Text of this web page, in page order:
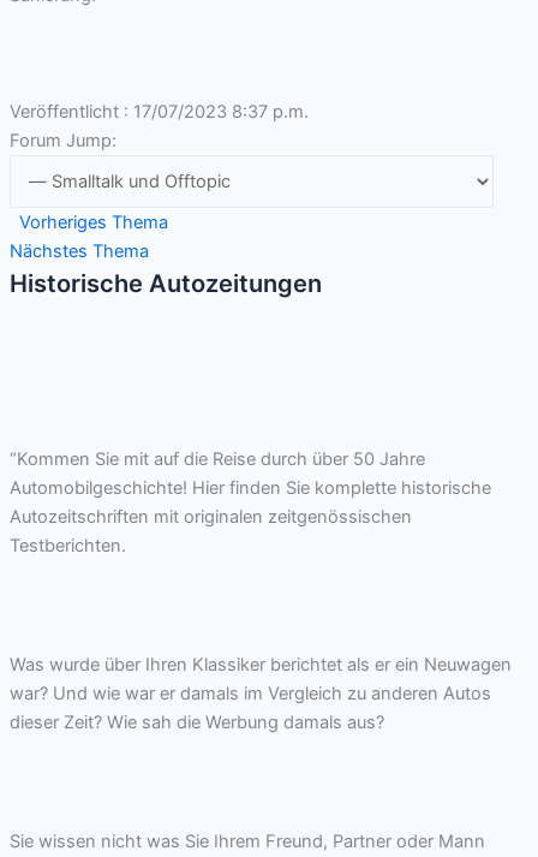
Veröffentlicht : 17/07/2023 8:37 p.m.
Forum Jump:
Vorheriges Thema
Nächstes Thema
Historische Autozeitungen
“Kommen Sie mit auf die Reise durch über 50 Jahre
Automobilgeschichte! Hier finden Sie komplette historische
Autozeitschriften mit originalen zeitgenössischen
Testberichten.
Was wurde über Ihren Klassiker berichtet als er ein Neuwagen
war? Und wie war er damals im Vergleich zu anderen Autos
dieser Zeit? Wie sah die Werbung damals aus?
Sie wissen nicht was Sie Ihrem Freund, Partner oder Mann